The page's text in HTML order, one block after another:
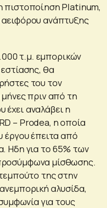
πιστοποίηση Platinum,
ανάπτυξης
τ.μ. εμπορικών
θα
του τον
πριν από τη
αναλάβει η
– Prodea, η οποία
έργου έπειτα από
Ηδη για το 65% των
μίσθωσης.
της στην
αλυσίδα,
για τους